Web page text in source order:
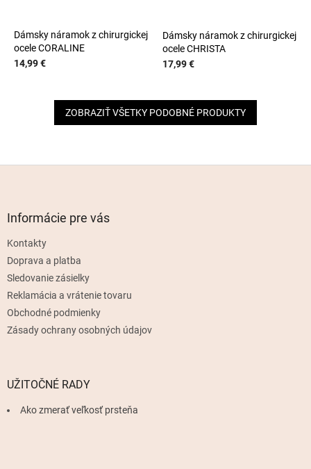
Dámsky náramok z chirurgickej
ocele CORALINE
14,99 €
Dámsky náramok z chirurgickej
ocele CHRISTA
17,99 €
ZOBRAZIŤ VŠETKY PODOBNÉ PRODUKTY
Informácie pre vás
Kontakty
Doprava a platba
Sledovanie zásielky
Reklamácia a vrátenie tovaru
Obchodné podmienky
Zásady ochrany osobných údajov
UŽITOČNÉ RADY
Ako zmerať veľkosť prsteňa